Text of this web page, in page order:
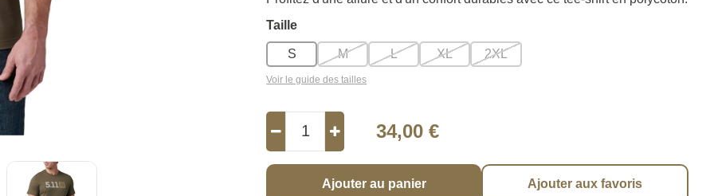
Taille
S M L XL 2XL
Voir le guide des tailles
34,00 €
Ajouter au panier Ajouter aux favoris